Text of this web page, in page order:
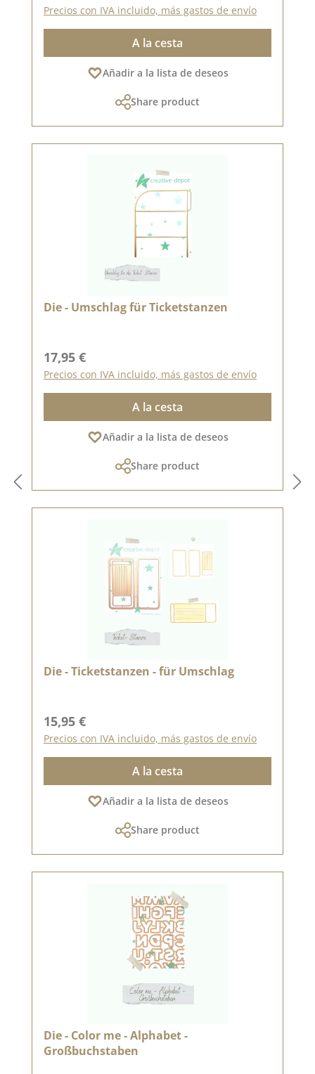
Precios con IVA incluido, más gastos de envío
A la cesta
Añadir a la lista de deseos
Share product
Die - Umschlag für Ticketstanzen
Precio normal:
17,95 €
Precios con IVA incluido, más gastos de envío
A la cesta
Añadir a la lista de deseos
Share product
Die - Ticketstanzen - für Umschlag
Precio normal:
15,95 €
Precios con IVA incluido, más gastos de envío
A la cesta
Añadir a la lista de deseos
Share product
Die - Color me - Alphabet -
Großbuchstaben